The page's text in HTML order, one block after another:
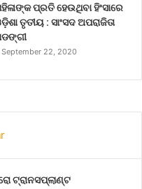
ପ୍ରତି ହେଉଥିବା ହିଂସାରେ
ତୃତୀୟ : ସାଂସଦ ଅପରାଜିତା
September 22, 2020
ଟ୍ରାନସପ୍ଲାଣ୍ଟ